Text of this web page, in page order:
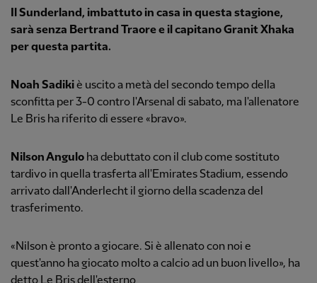
Il Sunderland, imbattuto in casa in questa stagione,
sarà senza Bertrand Traore e il capitano Granit Xhaka
per questa partita.
Noah Sadikiè uscito a metà del secondo tempo della
sconfitta per 3-0 contro l'Arsenal di sabato, ma l'allenatore
Le Bris ha riferito di essere «bravo».
Nilson Angulo ha debuttato con il club come sostituto
tardivo in quella trasferta all'Emirates Stadium, essendo
arrivato dall'Anderlecht il giorno della scadenza del
trasferimento.
«Nilson è pronto a giocare. Si è allenato con noi e
quest'anno ha giocato molto a calcio ad un buon livello», ha